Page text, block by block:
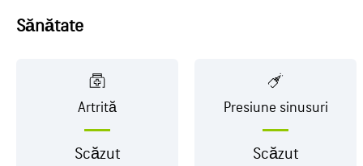
Sănătate
Artrită
Scăzut
Presiune sinusuri
Scăzut